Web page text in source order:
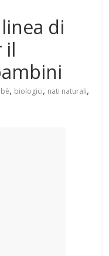
di
il
, biologici, nati naturali,